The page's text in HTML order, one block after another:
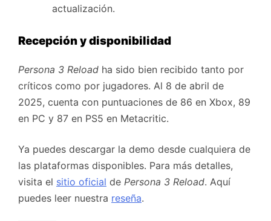
actualización.
Recepción y disponibilidad
Persona 3 Reload ha sido bien recibido tanto por
críticos como por jugadores. Al 8 de abril de
2025, cuenta con puntuaciones de 86 en Xbox, 89
en PC y 87 en PS5 en Metacritic.
Ya puedes descargar la demo desde cualquiera de
las plataformas disponibles. Para más detalles,
visita el sitio oficial de Persona 3 Reload. Aquí
puedes leer nuestra reseña.